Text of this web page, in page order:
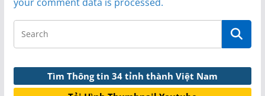
Tìm Thông tin 34 tỉnh thành Việt Nam